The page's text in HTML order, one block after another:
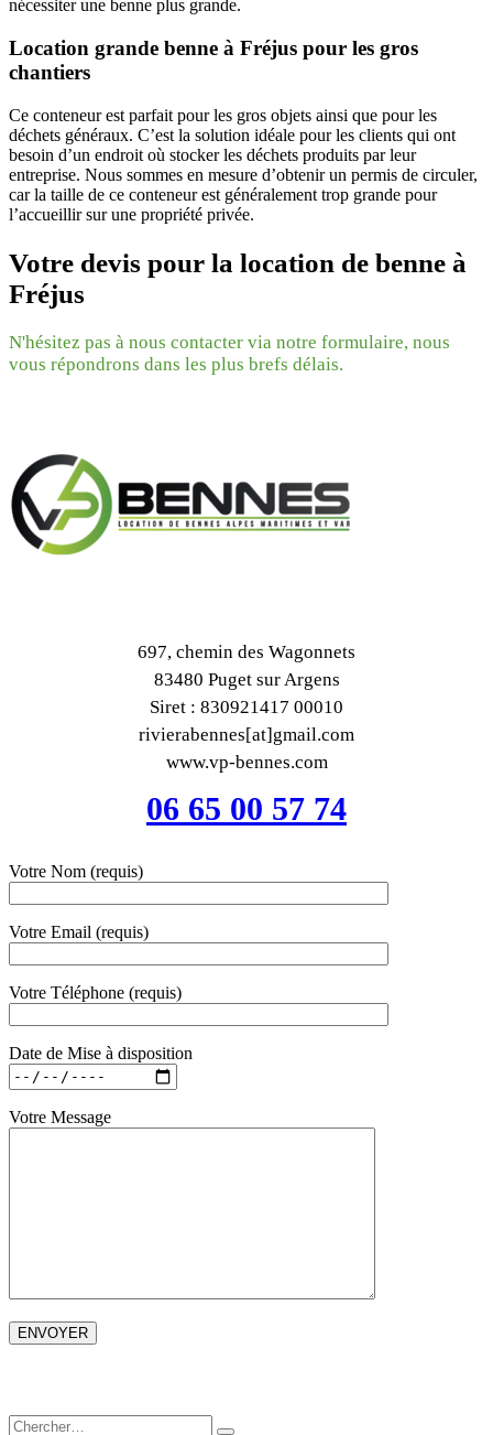
nécessiter une benne plus grande.
Location grande benne à Fréjus pour les gros
chantiers
Ce conteneur est parfait pour les gros objets ainsi que pour les
déchets généraux. C’est la solution idéale pour les clients qui ont
besoin d’un endroit où stocker les déchets produits par leur
entreprise. Nous sommes en mesure d’obtenir un permis de circuler,
car la taille de ce conteneur est généralement trop grande pour
l’accueillir sur une propriété privée.
Votre devis pour la location de benne à
Fréjus
N'hésitez pas à nous contacter via notre formulaire, nous
vous répondrons dans les plus brefs délais.
697, chemin des Wagonnets
83480 Puget sur Argens
Siret : 830921417 00010
rivierabennes[at]gmail.com
www.vp-bennes.com
06 65 00 57 74
Votre Nom (requis)
Votre Email (requis)
Votre Téléphone (requis)
Date de Mise à disposition
Votre Message